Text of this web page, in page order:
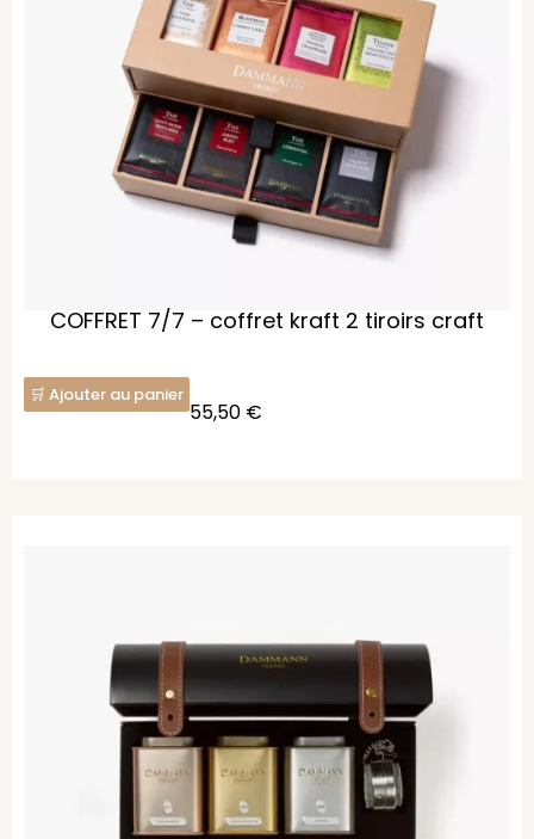
COFFRET 7/7 – coffret kraft 2 tiroirs craft
Ajouter au panier
55,50 €